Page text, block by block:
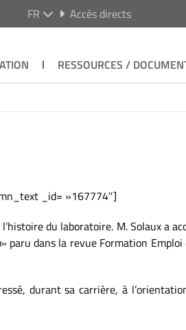
FR Accès directs
RESSOURCES /
_id= »167774″]
du laboratoire. M. Solaux a
paru dans la revue Formation Emploi
durant sa carrière, à